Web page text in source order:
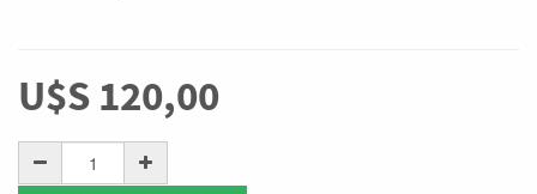
U$S 120,00